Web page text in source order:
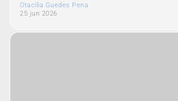
Otacilia Guedes Pena
25 jun 2026